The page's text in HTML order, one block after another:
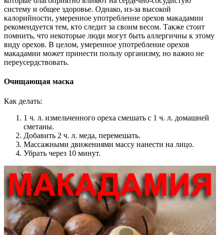
систему и общее здоровье. Однако, из-за высокой
калорийности, умеренное употребление орехов макадамии
рекомендуется тем, кто следит за своим весом. Также стоит
помнить, что некоторые люди могут быть аллергичны к этому
виду орехов. В целом, умеренное употребление орехов
макадамии может принести пользу организму, но важно не
переусердствовать.
Очищающая маска
Как делать:
1 ч. л. измельченного ореха смешать с 1 ч. л. домашней
сметаны.
Добавить 2 ч. л. меда, перемешать.
Массажными движениями массу нанести на лицо.
Убрать через 10 минут.